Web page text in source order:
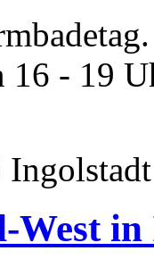
16 - 19
Ingolstadt
West